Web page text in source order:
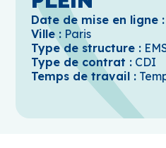
Date de mise en ligne :
Ville : Paris
Type de structure :
Type de contrat : CDI
Temps de travail :